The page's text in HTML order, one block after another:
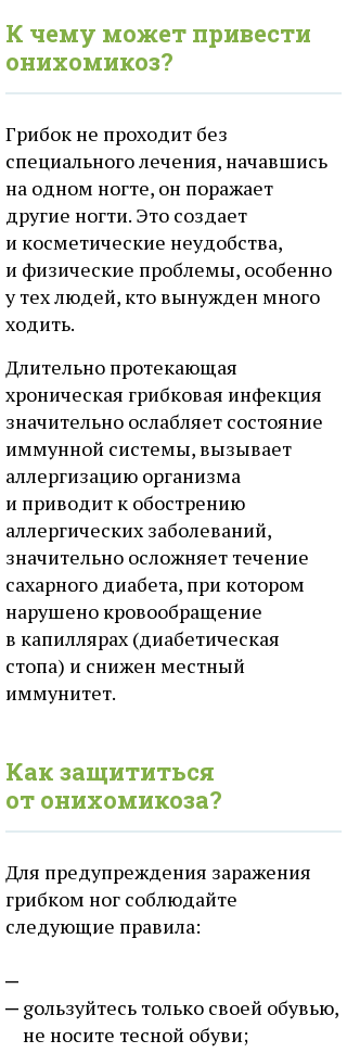
К чему может привести
онихомикоз?
Грибок не проходит без
специального лечения, начавшись
на одном ногте, он поражает
другие ногти. Это создает
и косметические неудобства,
и физические проблемы, особенно
у тех людей, кто вынужден много
ходить.
Длительно протекающая
хроническая грибковая инфекция
значительно ослабляет состояние
иммунной системы, вызывает
аллергизацию организма
и приводит к обострению
аллергических заболеваний,
значительно осложняет течение
сахарного диабета, при котором
нарушено кровообращение
в капиллярах (диабетическая
стопа) и снижен местный
иммунитет.
Как защититься
от онихомикоза?
Для предупреждения заражения
грибком ног соблюдайте
следующие правила:
gользуйтесь только своей обувью,
не носите тесной обуви;